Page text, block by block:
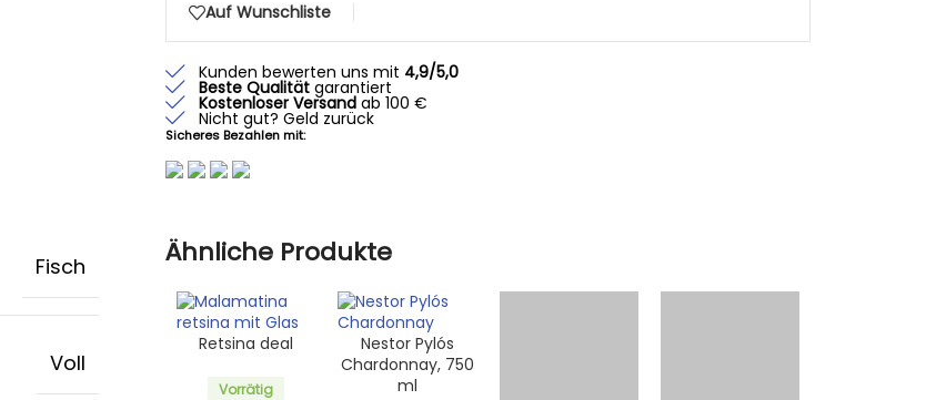
Auf Wunschliste
Kunden bewerten uns mit 4,9/5,0
Beste Qualität garantiert
Kostenloser Versand ab 100 €
Nicht gut? Geld zurück
Sicheres Bezahlen mit:
Fisch
Voll
Ähnliche Produkte
Retsina deal
Vorrätig
Nestor Pylós
Chardonnay, 750
ml